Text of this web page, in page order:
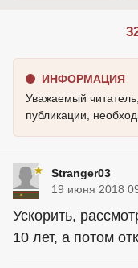
ИНФОРМАЦИЯ
Уважаемый
публикации,
Stranger03
19 июня 2018
Ускорить,
10 лет, а потом